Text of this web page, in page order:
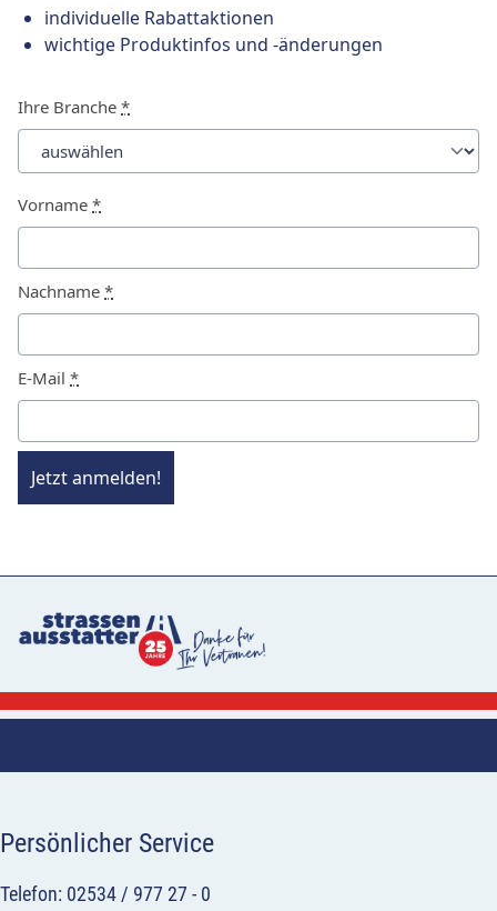
individuelle Rabattaktionen
wichtige Produktinfos und -änderungen
Ihre Branche *
Vorname *
Nachname *
E-Mail *
Jetzt anmelden!
Persönlicher Service
Telefon: 02534 / 977 27 - 0